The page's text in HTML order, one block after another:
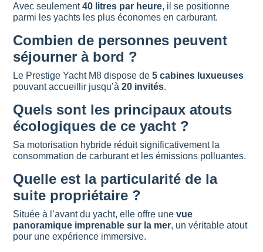
Avec seulement40 litres par heure, il se positionne
parmi les yachts les plus économes en carburant.
Combien de personnes peuvent
séjourner à bord ?
Le Prestige Yacht M8 dispose de5 cabines luxueuses
pouvant accueillir jusqu’à20 invités.
Quels sont les principaux atouts
écologiques de ce yacht ?
Sa motorisation hybride réduit significativement la
consommation de carburant et les émissions polluantes.
Quelle est la particularité de la
suite propriétaire ?
Située à l’avant du yacht, elle offre unevue
panoramique imprenable sur la mer, un véritable atout
pour une expérience immersive.